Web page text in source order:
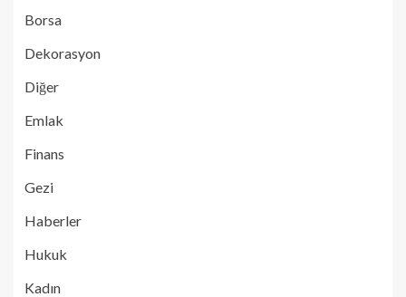
Borsa
Dekorasyon
Diğer
Emlak
Finans
Gezi
Haberler
Hukuk
Kadın